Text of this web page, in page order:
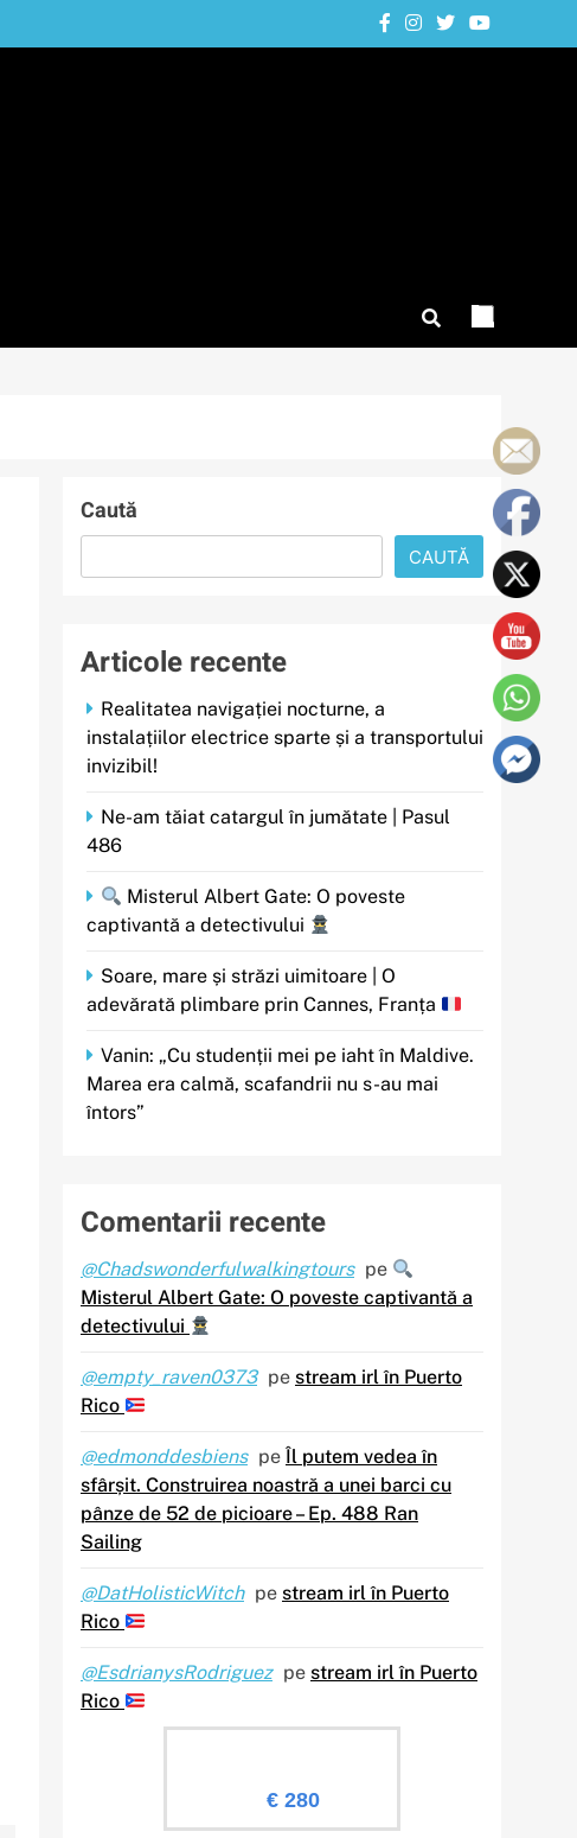
Caută
CAUTĂ
Articole recente
Realitatea navigației nocturne, a
instalațiilor electrice sparte și a transportului
invizibil!
Ne-am tăiat catargul în jumătate | Pasul
486
Misterul Albert Gate: O poveste
captivantă a detectivului
Soare, mare și străzi uimitoare | O
adevărată plimbare prin Cannes, Franța
Vanin: „Cu studenții mei pe iaht în Maldive.
Marea era calmă, scafandrii nu s-au mai
întors”
Comentarii recente
@Chadswonderfulwalkingtours pe
Misterul Albert Gate: O poveste captivantă a
detectivului
@empty_raven0373 pe stream irl în Puerto
Rico
@edmonddesbiens pe Îl putem vedea în
sfârșit. Construirea noastră a unei barci cu
pânze de 52 de picioare – Ep. 488 Ran
Sailing
@DatHolisticWitch pe stream irl în Puerto
Rico
@EsdrianysRodriguez pe stream irl în Puerto
Rico
€ 280